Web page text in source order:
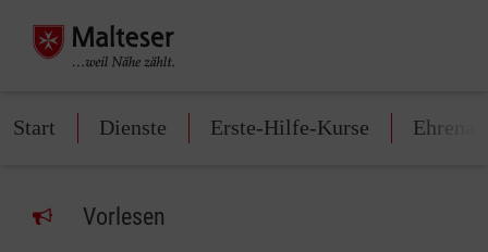
Start Dienste Erste-Hilfe-Kurse
Vorlesen